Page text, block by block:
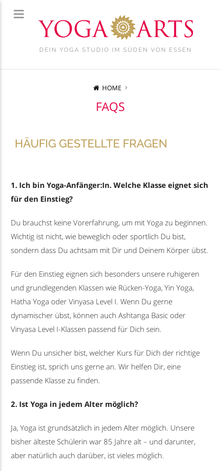
DEIN YOGA STUDIO IM SÜDEN VON ESSEN
HOME
FAQS
HÄUFIG GESTELLTE FRAGEN
1. Ich bin Yoga-Anfänger:In. Welche Klasse eignet sich
für den Einstieg?
Du brauchst keine Vorerfahrung, um mit Yoga zu beginnen.
Wichtig ist nicht, wie beweglich oder sportlich Du bist,
sondern dass Du achtsam mit Dir und Deinem Körper übst.
Für den Einstieg eignen sich besonders unsere ruhigeren
und grundlegenden Klassen wie Rücken-Yoga, Yin Yoga,
Hatha Yoga oder Vinyasa Level I. Wenn Du gerne
dynamischer übst, können auch Ashtanga Basic oder
Vinyasa Level I-Klassen passend für Dich sein.
Wenn Du unsicher bist, welcher Kurs für Dich der richtige
Einstieg ist, sprich uns gerne an. Wir helfen Dir, eine
passende Klasse zu finden.
2. Ist Yoga in jedem Alter möglich?
Ja, Yoga ist grundsätzlich in jedem Alter möglich. Unsere
bisher älteste Schülerin war 85 Jahre alt – und darunter,
aber natürlich auch darüber, ist vieles möglich.